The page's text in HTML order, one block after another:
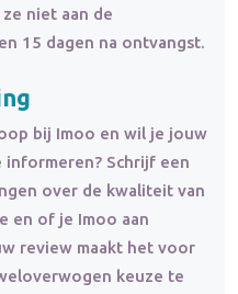
niet aan de
15 dagen na ontvangst.
bij Imoo en wil je jouw
Schrijf een
over de kwaliteit van
en of je Imoo aan
review maakt het voor
keuze te